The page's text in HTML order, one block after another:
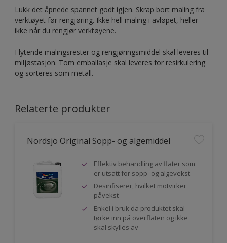
Lukk det åpnede spannet godt igjen. Skrap bort maling fra
verktøyet før rengjøring. Ikke hell maling i avløpet, heller
ikke når du rengjør verktøyene.
Flytende malingsrester og rengjøringsmiddel skal leveres til
miljøstasjon. Tom emballasje skal leveres for resirkulering
og sorteres som metall.
Relaterte produkter
Nordsjö Original Sopp- og algemiddel
Effektiv behandling av flater som
er utsatt for sopp- og algevekst
Desinfiserer, hvilket motvirker
påvekst
Enkel i bruk da produktet skal
tørke inn på overflaten og ikke
skal skylles av